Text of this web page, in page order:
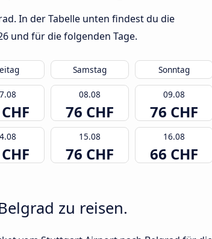
In der Tabelle unten findest du die
und für die folgenden Tage.
Samstag Sonntag
08.08
76 CHF
09.08
76 CHF
15.08
76 CHF
16.08
66 CHF
zu reisen.